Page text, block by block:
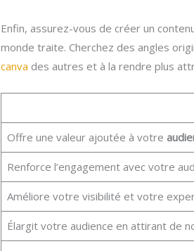
Enfin, assurez-vous de créer un
monde traite. Cherchez des angles
canva des autres et à la rendre plus
Offre une valeur ajoutée à votre
Renforce l’engagement avec votre
Améliore votre visibilité et votre
Élargit votre audience en attirant de